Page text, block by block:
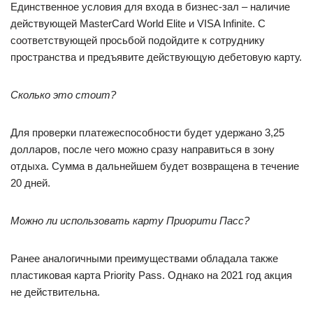
Единственное условия для входа в бизнес-зал – наличие
действующей MasterCard World Elite и VISA Infinite. С
соответствующей просьбой подойдите к сотруднику
пространства и предъявите действующую дебетовую карту.
Сколько это стоит?
Для проверки платежеспособности будет удержано 3,25
долларов, после чего можно сразу направиться в зону
отдыха. Сумма в дальнейшем будет возвращена в течение
20 дней.
Можно ли использовать карту Приорити Пасс?
Ранее аналогичными преимуществами обладала также
пластиковая карта Priority Pass. Однако на 2021 год акция
не действительна.